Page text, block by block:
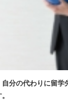
自分の代わりに留学